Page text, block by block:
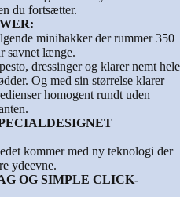
du fortsætter.
minihakker der rummer 350
savnet længe.
dressinger og klarer nemt hele
Og med sin størrelse klarer
homogent rundt uden
kommer med ny teknologi der
ydeevne.
OG SIMPLE CLICK-